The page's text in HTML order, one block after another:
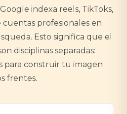
indexa reels, TikToks,
cuentas profesionales en
Esto significa que el
disciplinas separadas:
para construir tu imagen
frentes.